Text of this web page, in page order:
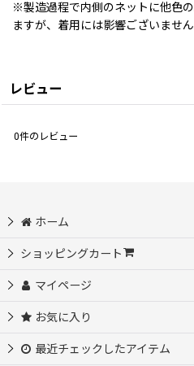
※製造過程で内側のネットに他色
ますが、着用には影響ございません
レビュー
0件のレビュー
ホーム
ショッピングカート
マイページ
お気に入り
最近チェックしたアイテム